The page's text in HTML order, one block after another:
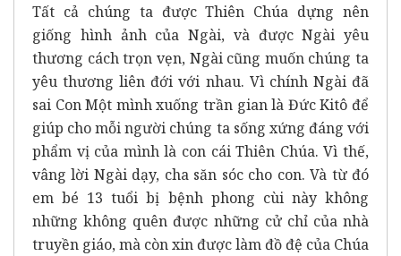
Tất cả chúng ta được Thiên Chúa dựng nên
giống hình ảnh của Ngài, và được Ngài yêu
thương cách trọn vẹn, Ngài cũng muốn chúng ta
yêu thương liên đới với nhau. Vì chính Ngài đã
sai Con Một mình xuống trần gian là Đức Kitô để
giúp cho mỗi người chúng ta sống xứng đáng với
phẩm vị của mình là con cái Thiên Chúa. Vì thế,
vâng lời Ngài dạy, cha săn sóc cho con. Và từ đó
em bé 13 tuổi bị bệnh phong cùi này không
những không quên được những cử chỉ của nhà
truyền giáo, mà còn xin được làm đồ đệ của Chúa